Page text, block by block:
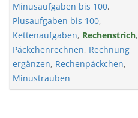
Minusaufgaben bis 100,
Plusaufgaben bis 100,
Kettenaufgaben, Rechenstrich,
Päckchenrechnen, Rechnung
ergänzen, Rechenpäckchen,
Minustrauben